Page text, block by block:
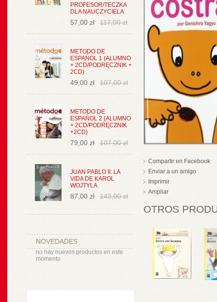
PROFESOR/TECZKA
DLA NAUCZYCIELA
57,00 zł 117,00 zł
METODO DE
ESPAŃOL 1 (ALUMNO
+ 2CD/PODRĘCZNIK +
2CD)
49,00 zł 107,00 zł
METODO DE
ESPAŃOL 2 (ALUMNO
+ 2CD/PODRĘCZNIK
+2CD)
79,00 zł 107,00 zł
JUAN PABLO II: LA
VIDA DE KAROL
WOJTYLA
87,00 zł 143,00 zł
NOVEDADES
no hay nuevos productos en este
momento
Compartir en Facebook
Enviar a un amigo
Imprimir
Ampliar
OTROS